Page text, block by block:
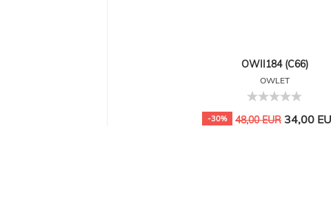
OWII184 (C66)
OWLET
-30% 48,00 EUR 34,00